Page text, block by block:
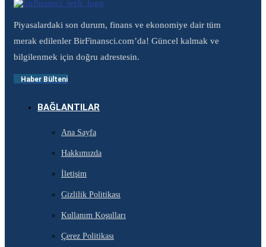
Piyasalardaki son durum, finans ve ekonomiye dair tüm
merak edilenler BirFinansci.com’da! Güncel kalmak ve
bilgilenmek için doğru adrestesin.
Haber Bülteni
BAĞLANTILAR
Ana Sayfa
Hakkımızda
İletişim
Gizlilik Politikası
Kullanım Koşulları
Çerez Politikası